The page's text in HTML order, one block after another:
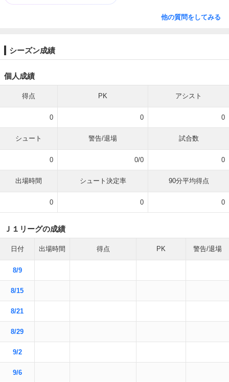
他の質問をしてみる
シーズン成績
個人成績
得点 PK アシスト
0 0 0
シュート 警告/退場 試合数
0 0/0 0
出場時間 シュート決定率 90分平均得点
0 0 0
Ｊ１リーグの成績
日付 出場時間 得点 PK 警告/退場
8/9
8/15
8/21
8/29
9/2
9/6